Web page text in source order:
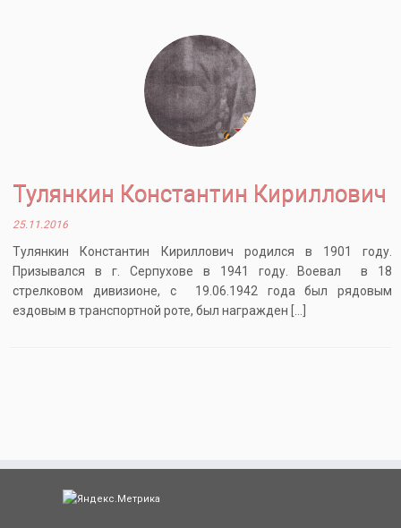
Тулянкин Константин Кириллович
25.11.2016
Тулянкин Константин Кириллович родился в 1901 году.
Призывался в г. Серпухове в 1941 году. Воевал в 18
стрелковом дивизионе, с 19.06.1942 года был рядовым
ездовым в транспортной роте, был награжден […]